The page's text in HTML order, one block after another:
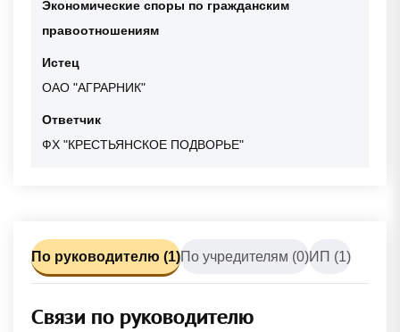
Экономические споры по гражданским
правоотношениям
Истец
ОАО "АГРАРНИК"
Ответчик
ФХ "КРЕСТЬЯНСКОЕ ПОДВОРЬЕ"
По руководителю (1)По учредителям (0)ИП (1)
Связи по руководителю